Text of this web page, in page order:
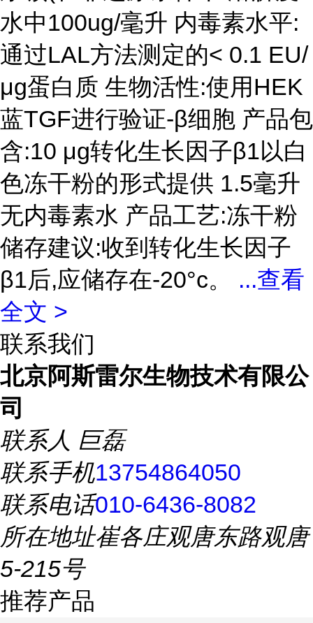
水中100ug/毫升 内毒素水平:
通过LAL方法测定的< 0.1 EU/
μg蛋白质 生物活性:使用HEK
蓝TGF进行验证-β细胞 产品包
含:10 μg转化生长因子β1以白
色冻干粉的形式提供 1.5毫升
无内毒素水 产品工艺:冻干粉
储存建议:收到转化生长因子
β1后,应储存在-20°c。 ...查看
全文 >
联系我们
北京阿斯雷尔生物技术有限公
司
联系人 巨磊
联系手机13754864050
联系电话010-6436-8082
所在地址崔各庄观唐东路观唐
5-215号
推荐产品